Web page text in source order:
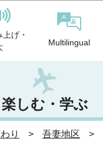
げ・
Multilingual
楽しむ・学ぶ
り 吾妻地区